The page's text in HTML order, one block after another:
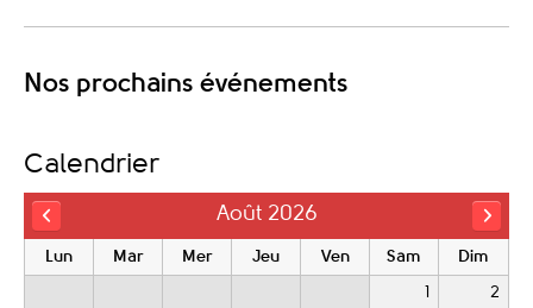
Nos prochains événements
Calendrier
Août 2026
Lun Mar Mer Jeu Ven Sam Dim
2